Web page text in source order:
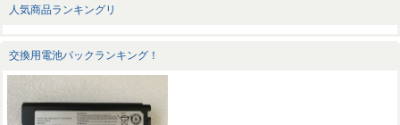
人気商品ランキングリ
交換用電池パックランキング！